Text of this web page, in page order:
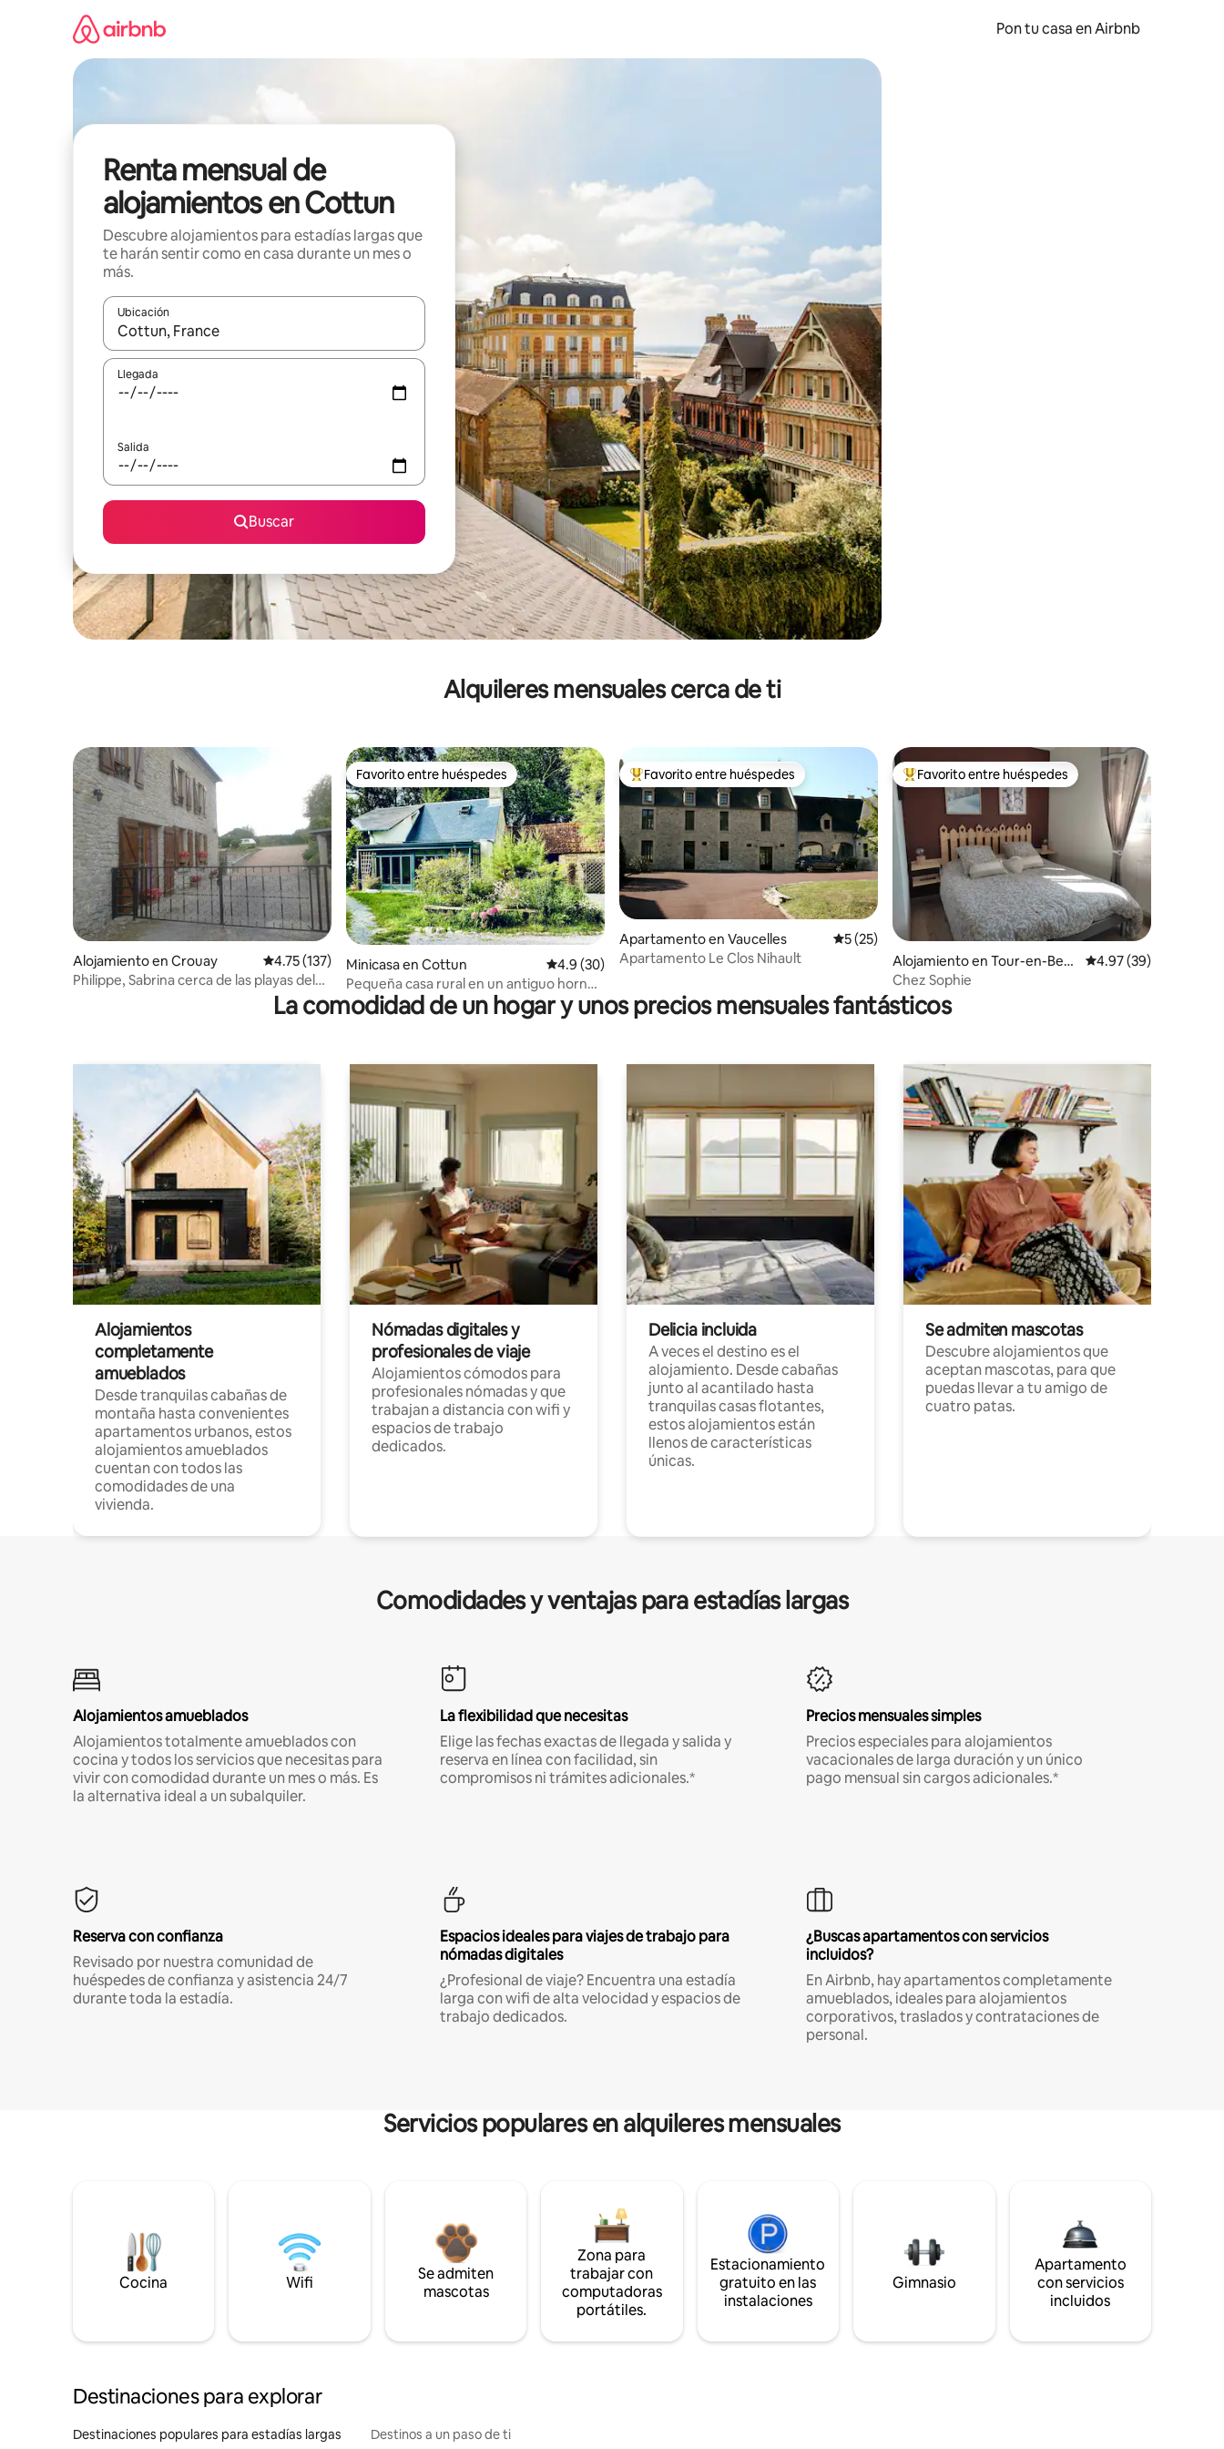
Pon tu casa en Airbnb
Renta mensual de
alojamientos en Cottun
Descubre alojamientos para estadías largas que
te harán sentir como en casa durante un mes o
más.
Ubicación
Cuando los resultados estén disponibles, navega con las teclas de flecha hacia arriba y hacia abajo o explora con el tacto o desliza el dedo.
Llegada
Salida
Buscar
Alquileres mensuales cerca de ti
Alojamiento en Crouay Calificación promedio: 4.75 de 5, 137 reseñas
4.75 (137)
Philippe, Sabrina cerca de las playas del
Favorito entre huéspedes
Favorito entre huéspedes
Minicasa en Cottun Calificación promedio: 4.9 de 5, 30 reseñas
4.9 (30)
Pequeña casa rural en un antiguo horno
de pan
Favorito entre huéspedes preferido
Favorito entre huéspedes
Apartamento en Vaucelles Calificación promedio: 5 de 5, 25 reseñas
5 (25)
Apartamento Le Clos Nihault
Favorito entre huéspedes preferido
Favorito entre huéspedes
Alojamiento en Tour-en-Bess
in
Calificación
4.97 (39)
Chez Sophie
La comodidad de un hogar y unos precios mensuales fantásticos
Alojamientos
completamente
amueblados
Desde tranquilas cabañas de
montaña hasta convenientes
apartamentos urbanos, estos
alojamientos amueblados
cuentan con todos las
comodidades de una
vivienda.
Nómadas digitales y
profesionales de viaje
Alojamientos cómodos para
profesionales nómadas y que
trabajan a distancia con wifi y
espacios de trabajo
dedicados.
Delicia incluida
A veces el destino es el
alojamiento. Desde cabañas
junto al acantilado hasta
tranquilas casas flotantes,
estos alojamientos están
llenos de características
únicas.
Se admiten mascotas
Descubre alojamientos que
aceptan mascotas, para que
puedas llevar a tu amigo de
cuatro patas.
Comodidades y ventajas para estadías largas
Alojamientos amueblados
Alojamientos totalmente amueblados con
cocina y todos los servicios que necesitas para
vivir con comodidad durante un mes o más. Es
la alternativa ideal a un subalquiler.
La flexibilidad que necesitas
Elige las fechas exactas de llegada y salida y
reserva en línea con facilidad, sin
compromisos ni trámites adicionales.*
Precios mensuales simples
Precios especiales para alojamientos
vacacionales de larga duración y un único
pago mensual sin cargos adicionales.*
Reserva con confianza
Revisado por nuestra comunidad de
huéspedes de confianza y asistencia 24/7
durante toda la estadía.
Espacios ideales para viajes de trabajo para
nómadas digitales
¿Profesional de viaje? Encuentra una estadía
larga con wifi de alta velocidad y espacios de
trabajo dedicados.
¿Buscas apartamentos con servicios
incluidos?
En Airbnb, hay apartamentos completamente
amueblados, ideales para alojamientos
corporativos, traslados y contrataciones de
personal.
Servicios populares en alquileres mensuales
Cocina Wifi
Se admiten
mascotas
Zona para
trabajar con
computadoras
portátiles.
Estacionamiento
gratuito en las
instalaciones
Gimnasio
Apartamento
con servicios
incluidos
Destinaciones para explorar
Destinaciones populares para estadías largas Destinos a un paso de ti